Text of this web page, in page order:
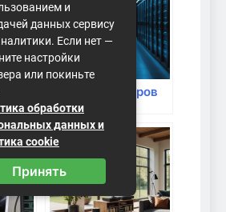
Wi-
Аренда серверов
Linux: Путь к
эффективному
управлению IT-
инфраструктурой
и
данных сервису
Если нет —
настройки
или покиньте
обработки
данных и
cookie
Принять